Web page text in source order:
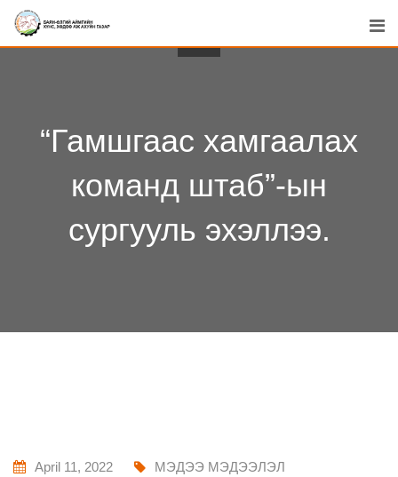
Skip
“Гамшгаас хамгаалах
команд штаб”-ын
сургууль эхэллээ.
April 11, 2022 МЭДЭЭ МЭДЭЭЛЭЛ